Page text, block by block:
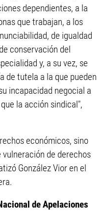
dependientes, a la
que trabajan, a los
de igualdad
conservación del
y, a su vez, se
de tutela a la que pueden
incapacidad negocial a
la acción sindical",
económicos, sino
vulneración de derechos
González Vior en el
de Apelaciones